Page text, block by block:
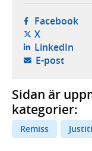
Facebook-
X- öppnas i
LinkedIn-
E-post-
Sidan är
kategorier:
Remiss